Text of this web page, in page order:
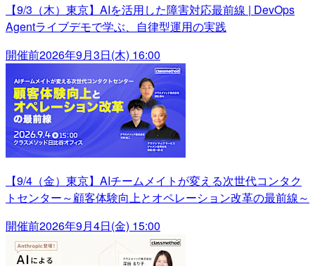
【9/3（木）東京】AIを活用した障害対応最前線 | DevOps
Agentライブデモで学ぶ、自律型運用の実践
開催前2026年9月3日(木) 16:00
【9/4（金）東京】AIチームメイトが変える次世代コンタク
トセンター～顧客体験向上とオペレーション改革の最前線～
開催前2026年9月4日(金) 15:00